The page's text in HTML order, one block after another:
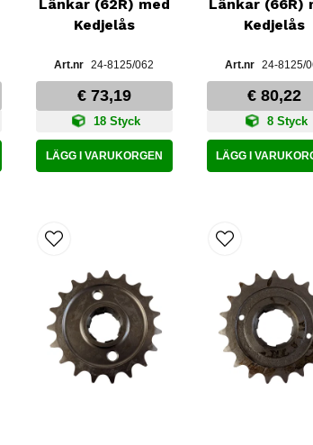
Länkar (62R) med
Kedjelås
24-8125/062
€ 73,19
18 Styck
LÄGG I VARUKORGEN
Länkar (66R)
Kedjelås
24-8125/
€ 80,22
8 Styck
LÄGG I